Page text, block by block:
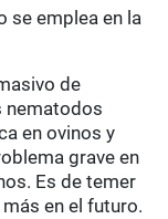
se emplea en la
de
nematodos
en ovinos y
grave en
Es de temer
en el futuro.